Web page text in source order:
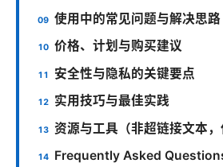
使用中的常见问题与解决思路
价格、计划与购买建议
安全性与隐私的关键要点
实用技巧与最佳实践
资源与工具（非超链接文本，
Frequently Asked